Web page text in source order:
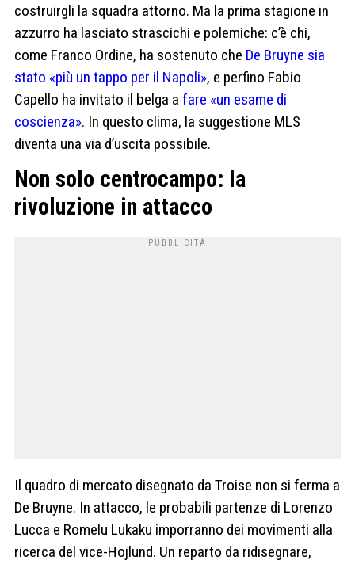
costruirgli la squadra attorno. Ma la prima stagione in
azzurro ha lasciato strascichi e polemiche: c’è chi,
come Franco Ordine, ha sostenuto che De Bruyne sia
stato «più un tappo per il Napoli», e perfino Fabio
Capello ha invitato il belga a fare «un esame di
coscienza». In questo clima, la suggestione MLS
diventa una via d’uscita possibile.
Non solo centrocampo: la
rivoluzione in attacco
Il quadro di mercato disegnato da Troise non si ferma a
De Bruyne. In attacco, le probabili partenze di Lorenzo
Lucca e Romelu Lukaku imporranno dei movimenti alla
ricerca del vice-Hojlund. Un reparto da ridisegnare,